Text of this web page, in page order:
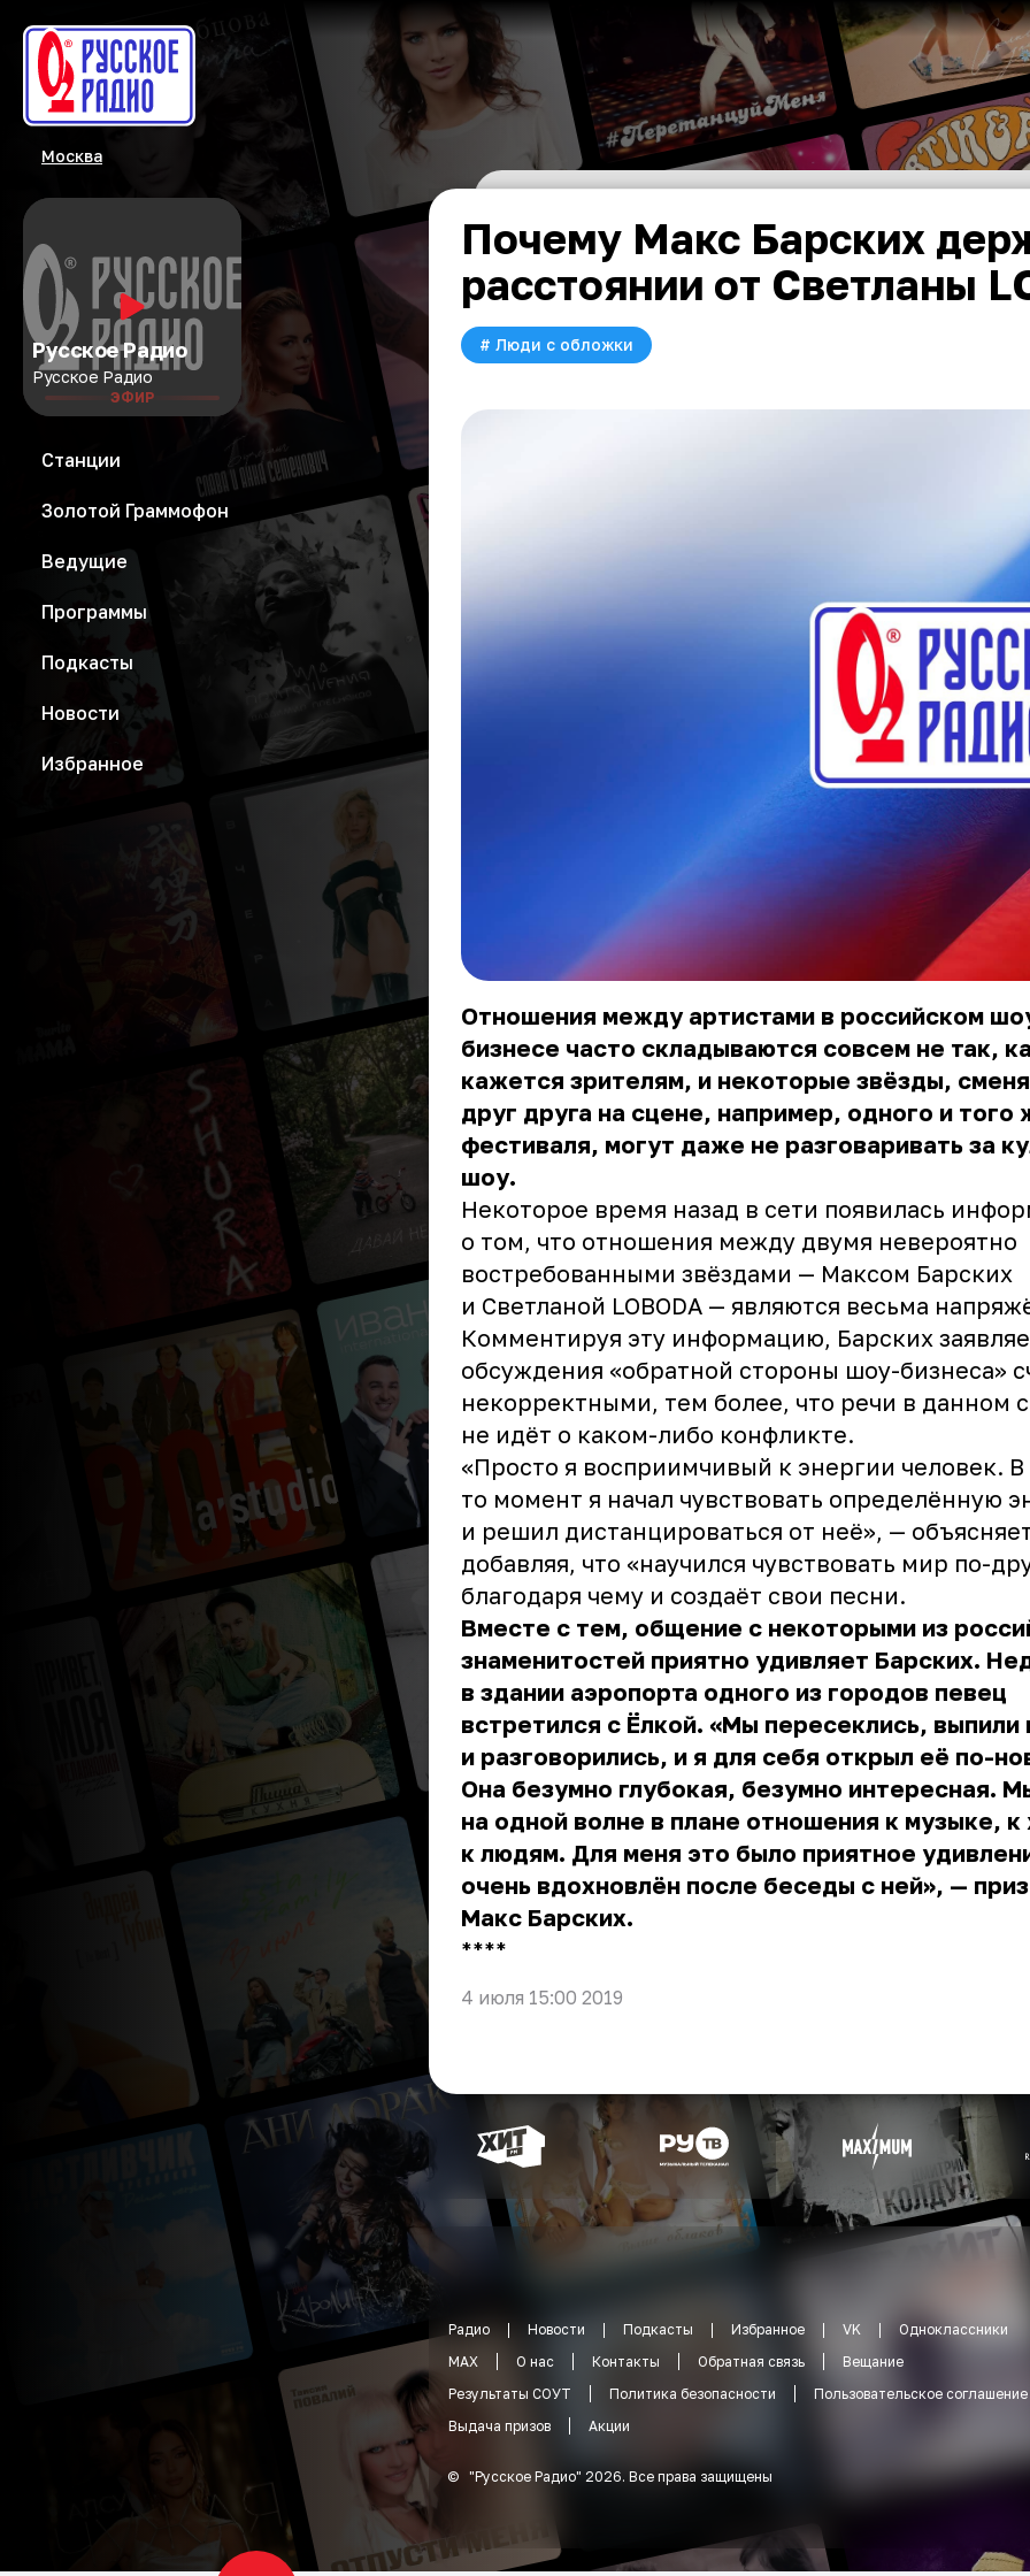
Москва
Русское Радио
Русское Радио
ЭФИР
Станции
Золотой Граммофон
Ведущие
Программы
Подкасты
Новости
Избранное
Почему Макс Барских
расстоянии от Светланы
# Люди с обложки
Отношения между артистами в российском
бизнесе часто складываются совсем не так,
кажется зрителям, и некоторые звёзды,
друг друга на сцене, например, одного и того
фестиваля, могут даже не разговаривать за
шоу.
Некоторое время назад в сети появилась
о том, что отношения между двумя невероятно
востребованными звёздами — Максом Барских
и Светланой LOBODA — являются весьма
Комментируя эту информацию, Барских
обсуждения «обратной стороны шоу-бизнеса»
некорректными, тем более, что речи в данном
не идёт о каком-либо конфликте.
«Просто я восприимчивый к энергии человек.
то момент я начал чувствовать определённую
и решил дистанцироваться от неё», —
добавляя, что «научился чувствовать мир по-
благодаря чему и создаёт свои песни.
Вместе с тем, общение с некоторыми из
знаменитостей приятно удивляет Барских.
в здании аэропорта одного из городов певец
встретился с Ёлкой. «Мы пересеклись, выпили
и разговорились, и я для себя открыл её по-
Она безумно глубокая, безумно интересная.
на одной волне в плане отношения к музыке, к
к людям. Для меня это было приятное
очень вдохновлён после беседы с ней», —
Макс Барских.
** **
4 июля 15:00 2019
Радио Новости Подкасты Избранное VK
Одноклассники
MAX
О нас Контакты Обратная связь
Вещание
Результаты СОУТ
Политика безопасности
Пользовательское соглашение
Выдача призов
Акции
© "Русское Радио" 2026. Все права защищены